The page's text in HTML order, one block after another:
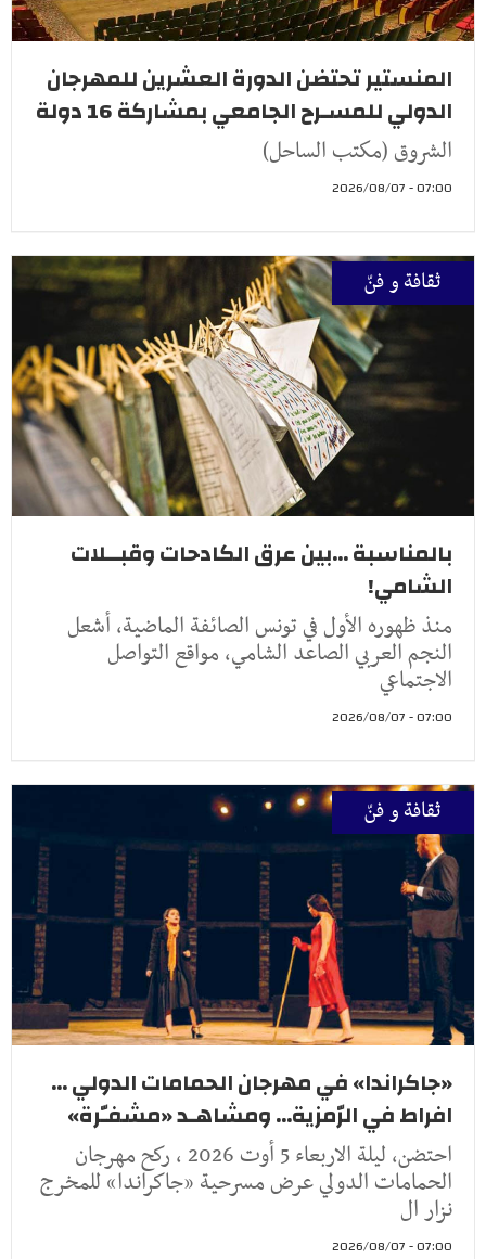
المنستير تحتضن الدورة العشرين للمهرجان
الدولي للمسـرح الجامعي بمشاركة 16 دولة
الشروق (مكتب الساحل)
07:00 - 2026/08/07
ثقافة و فنّ
بالمناسبة ...بين عرق الكادحات وقبــلات
الشامي!
منذ ظهوره الأول في تونس الصائفة الماضية، أشعل
النجم العربي الصاعد الشامي، مواقع التواصل
الاجتماعي
07:00 - 2026/08/07
ثقافة و فنّ
«جاكراندا» في مهرجان الحمامات الدولي ...
افراط في الرّمزية... ومشاهـد «مشفـّرة»
احتضن، ليلة الاربعاء 5 أوت 2026 ، ركح مهرجان
الحمامات الدولي عرض مسرحية «جاكراندا» للمخرج
نزار ال
07:00 - 2026/08/07